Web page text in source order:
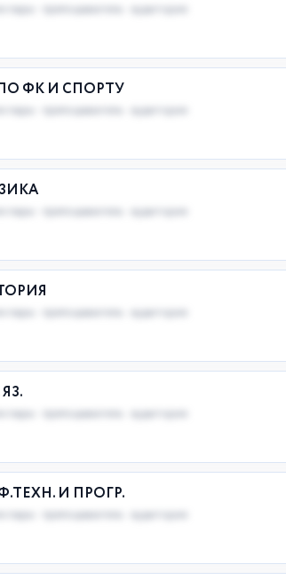
пары · преподаватель · аудитория
ФК И СПОРТУ
пары · преподаватель · аудитория
пары · преподаватель · аудитория
пары · преподаватель · аудитория
пары · преподаватель · аудитория
И ПРОГР.
пары · преподаватель · аудитория